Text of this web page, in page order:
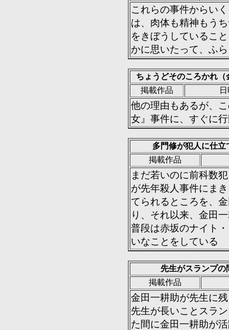
これらの事件からい
は、肉体も精神もう
をきぼうしているこ
かに思いたって、ふ
ちょうどそのころかれ
掲載作品
他の理由もあるが、
女』事件に、すぐに
多門修が犯人に仕
掲載作品
まだ若いのに前科数
が先年殺人事件にま
てられるところを、
り、それ以来、金田
普段は赤坂のナイト
いなことをしている
先生がスランプ
掲載作品
金田一耕助が先生に
先生が長いことスラ
た間に金田一耕助が